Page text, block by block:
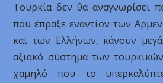
Τουρκία δεν θα αναγνωρίσει
που έπραξε εναντίον των
και των Ελλήνων, κάνουν
αξιακό σύστημα των
χαμηλό που το